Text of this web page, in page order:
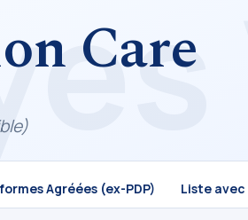
Care
Agréées (ex-PDP) Liste